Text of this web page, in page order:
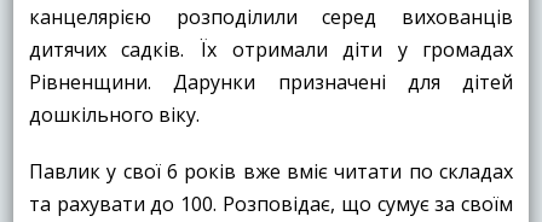
канцелярією розподілили серед вихованців
дитячих садків. Їх отримали діти у громадах
Рівненщини. Дарунки призначені для дітей
дошкільного віку.
Павлик у свої 6 років вже вміє читати по складах
та рахувати до 100. Розповідає, що сумує за своїм